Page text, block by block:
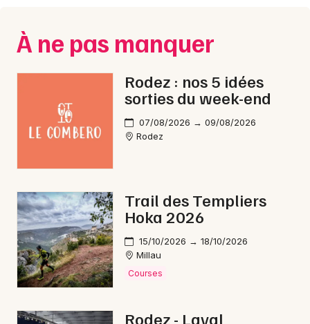
Sports
Sorties famille
Sorties famille en Aveyron
Sorties famille en Midi-Pyrénées
Sorties famille en Occitanie
Paris
Strasbourg
Toulouse
Toutes les villes
À ne pas manquer
Rodez : nos 5 idées
sorties du week-end
07/08/2026 → 09/08/2026
Rodez
Trail des Templiers
Hoka 2026
15/10/2026 → 18/10/2026
Millau
Courses
Rodez - Laval